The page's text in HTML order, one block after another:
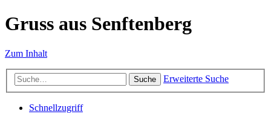
Gruss aus Senftenberg
Zum Inhalt
Suche Erweiterte Suche
Schnellzugriff